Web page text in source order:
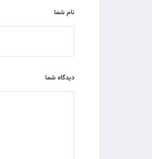
نام شما
دیدگاه شما